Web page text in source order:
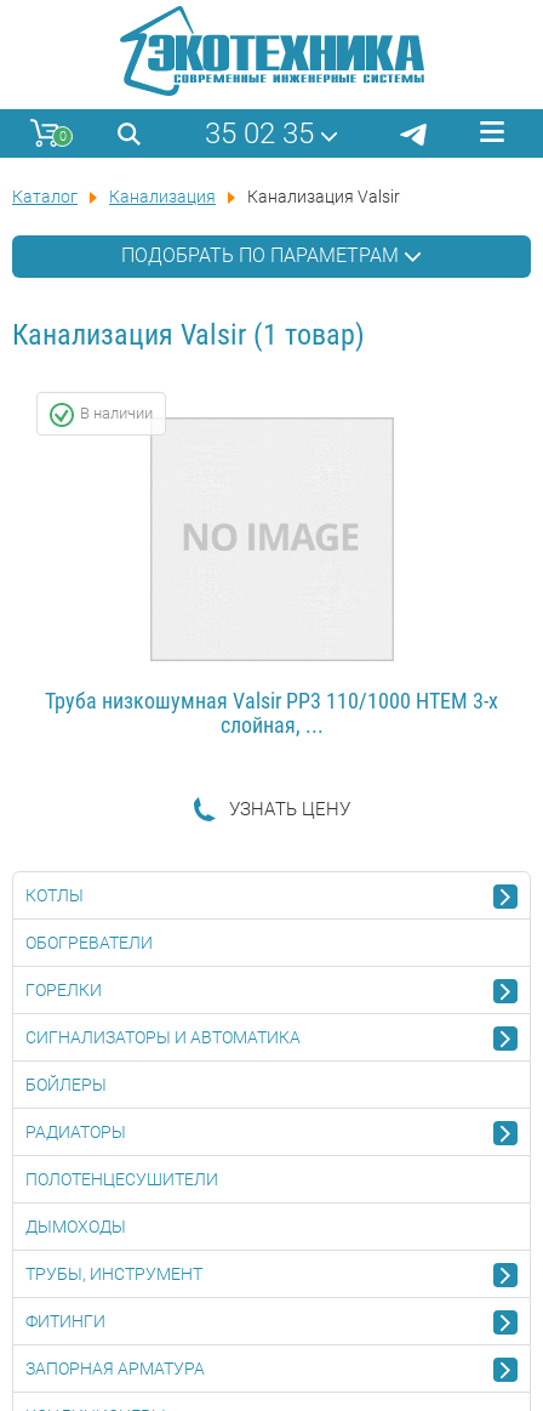
0 35 02 35
Каталог Канализация Канализация Valsir
ПОДОБРАТЬ ПО ПАРАМЕТРАМ
Канализация Valsir (1 товар)
В наличии
Труба низкошумная Valsir PP3 110/1000 HTEM 3-х
слойная, ...
УЗНAТЬ ЦЕНУ
ПОДРОБНЕЕ...
КОТЛЫ
ОБОГРЕВАТЕЛИ
ГОРЕЛКИ
СИГНАЛИЗАТОРЫ И АВТОМАТИКА
БОЙЛЕРЫ
РАДИАТОРЫ
ПОЛОТЕНЦЕСУШИТЕЛИ
ДЫМОХОДЫ
ТРУБЫ, ИНСТРУМЕНТ
ФИТИНГИ
ЗАПОРНАЯ АРМАТУРА